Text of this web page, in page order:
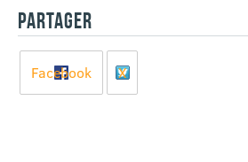
PARTAGER
Facebook
X